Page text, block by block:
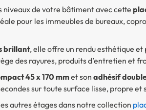
niveaux de votre bâtiment avec cette
pour les immeubles de bureaux,
brillant, elle offre un rendu esthétique et
des rayures, produits d’entretien et
45 x 170 mmet son adhésif
sur toute surface lisse, propre et
autres étages dans notre collection